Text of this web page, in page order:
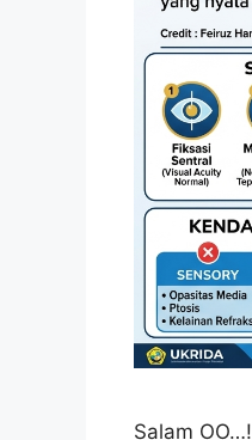
Salam OO…!